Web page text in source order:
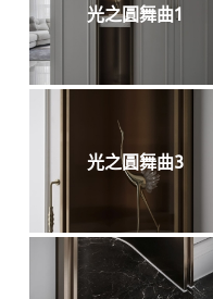
光之圓舞曲1
光之圓舞曲3